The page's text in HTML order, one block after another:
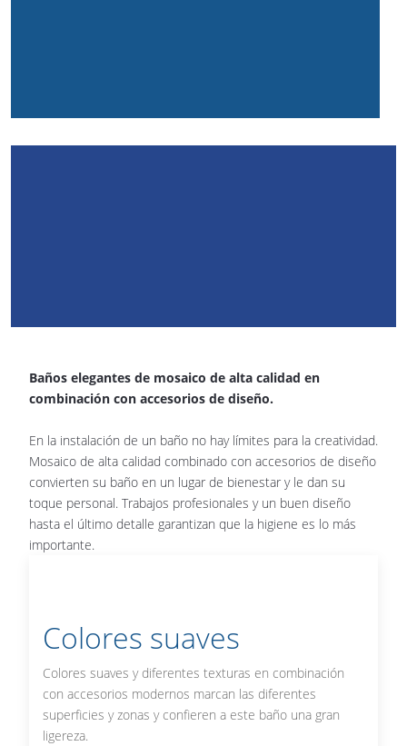
Baños elegantes de mosaico de alta calidad en
combinación con accesorios de diseño.
En la instalación de un baño no hay límites para la creatividad.
Mosaico de alta calidad combinado con accesorios de diseño
convierten su baño en un lugar de bienestar y le dan su
toque personal. Trabajos profesionales y un buen diseño
hasta el último detalle garantizan que la higiene es lo más
importante.
Colores suaves
Colores suaves y diferentes texturas en combinación
con accesorios modernos marcan las diferentes
superficies y zonas y confieren a este baño una gran
ligereza.